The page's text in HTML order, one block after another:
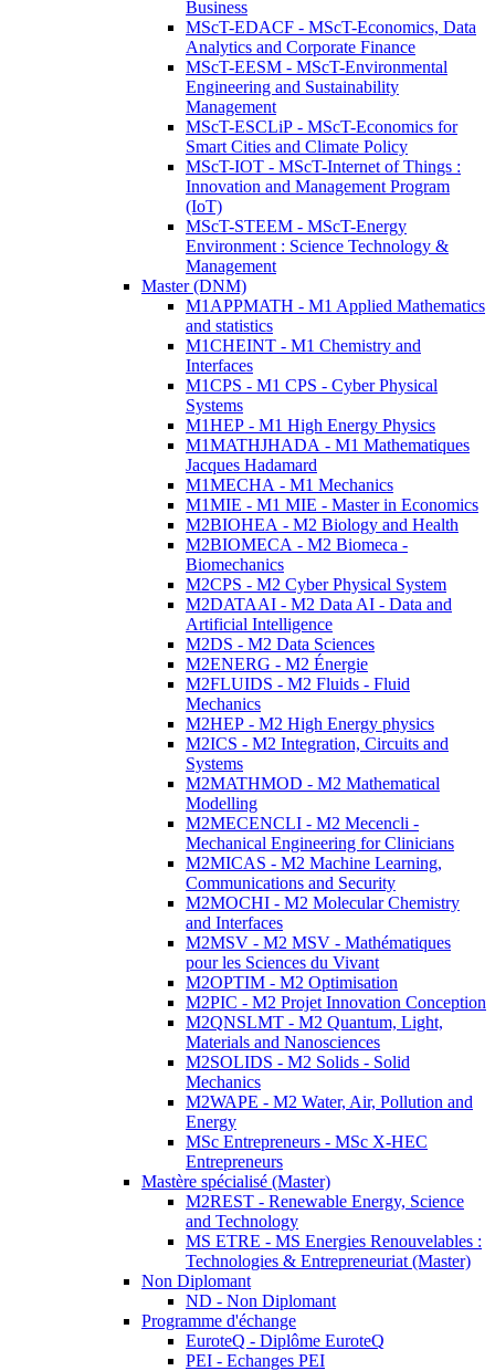
Business
MScT-EDACF - MScT-Economics, Data
Analytics and Corporate Finance
MScT-EESM - MScT-Environmental
Engineering and Sustainability
Management
MScT-ESCLiP - MScT-Economics for
Smart Cities and Climate Policy
MScT-IOT - MScT-Internet of Things :
Innovation and Management Program
(IoT)
MScT-STEEM - MScT-Energy
Environment : Science Technology &
Management
Master (DNM)
M1APPMATH - M1 Applied Mathematics
and statistics
M1CHEINT - M1 Chemistry and
Interfaces
M1CPS - M1 CPS - Cyber Physical
Systems
M1HEP - M1 High Energy Physics
M1MATHJHADA - M1 Mathematiques
Jacques Hadamard
M1MECHA - M1 Mechanics
M1MIE - M1 MIE - Master in Economics
M2BIOHEA - M2 Biology and Health
M2BIOMECA - M2 Biomeca -
Biomechanics
M2CPS - M2 Cyber Physical System
M2DATAAI - M2 Data AI - Data and
Artificial Intelligence
M2DS - M2 Data Sciences
M2ENERG - M2 Énergie
M2FLUIDS - M2 Fluids - Fluid
Mechanics
M2HEP - M2 High Energy physics
M2ICS - M2 Integration, Circuits and
Systems
M2MATHMOD - M2 Mathematical
Modelling
M2MECENCLI - M2 Mecencli -
Mechanical Engineering for Clinicians
M2MICAS - M2 Machine Learning,
Communications and Security
M2MOCHI - M2 Molecular Chemistry
and Interfaces
M2MSV - M2 MSV - Mathématiques
pour les Sciences du Vivant
M2OPTIM - M2 Optimisation
M2PIC - M2 Projet Innovation Conception
M2QNSLMT - M2 Quantum, Light,
Materials and Nanosciences
M2SOLIDS - M2 Solids - Solid
Mechanics
M2WAPE - M2 Water, Air, Pollution and
Energy
MSc Entrepreneurs - MSc X-HEC
Entrepreneurs
Mastère spécialisé (Master)
M2REST - Renewable Energy, Science
and Technology
MS ETRE - MS Energies Renouvelables :
Technologies & Entrepreneuriat (Master)
Non Diplomant
ND - Non Diplomant
Programme d'échange
EuroteQ - Diplôme EuroteQ
PEI - Echanges PEI